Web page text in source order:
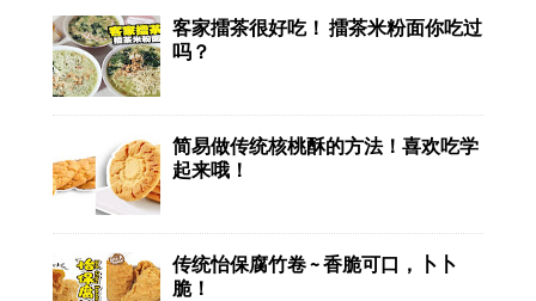
客家擂茶很好吃！ 擂茶米粉面你吃过
吗？
简易做传统核桃酥的方法！喜欢吃学
起来哦！
传统怡保腐竹卷 ~ 香脆可口，卜卜
脆！